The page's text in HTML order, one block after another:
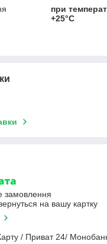
при
+25°C
замовлення
на вашу картку
/ Приват 24/